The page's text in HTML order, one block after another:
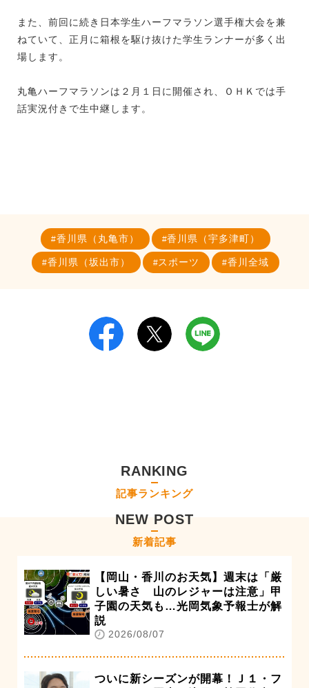
また、前回に続き日本学生ハーフマラソン選手権大会を兼
ねていて、正月に箱根を駆け抜けた学生ランナーが多く出
場します。
丸亀ハーフマラソンは２月１日に開催され、ＯＨＫでは手
話実況付きで生中継します。
香川県（丸亀市） 香川県（宇多津町）
香川県（坂出市） スポーツ 香川全域
RANKING
記事ランキング
NEW POST
新着記事
【岡山・香川のお天気】週末は「厳
しい暑さ 山のレジャーは注意」甲
子園の天気も…光岡気象予報士が解
説
2026/08/07
ついに新シーズンが開幕！Ｊ１・フ